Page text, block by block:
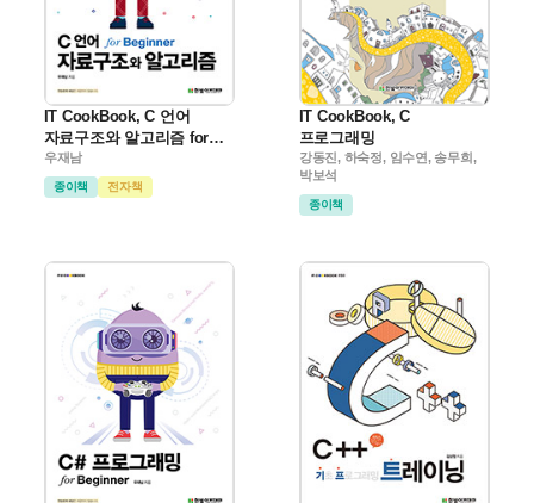
IT CookBook, C 언어
자료구조와 알고리즘 for
Beginner
우재남
종이책 전자책
IT CookBook, C
프로그래밍
강동진, 하숙정, 임수연, 송무희,
박보석
종이책